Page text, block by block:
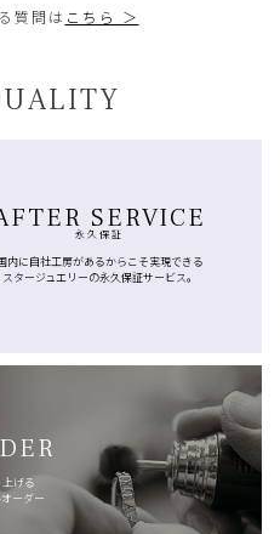
質問は こちら ＞
SERVICE
永久保証
内に自社工房があるからこそ実現できる
スタージュエリーの永久保証サービス。
げる
ーダー